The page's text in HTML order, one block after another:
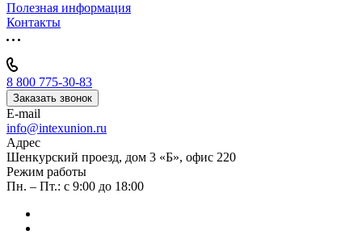
Полезная информация
Контакты
8 800 775-30-83
Заказать звонок
E-mail
info@intexunion.ru
Адрес
Шенкурский проезд, дом 3 «Б», офис 220
Режим работы
Пн. – Пт.: с 9:00 до 18:00